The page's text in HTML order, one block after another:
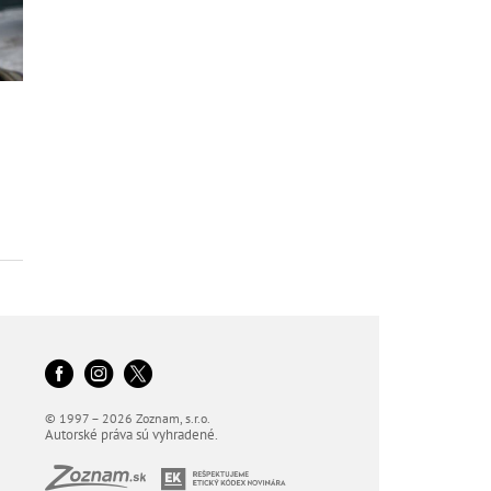
© 1997 – 2026 Zoznam, s.r.o.
Autorské práva sú vyhradené.